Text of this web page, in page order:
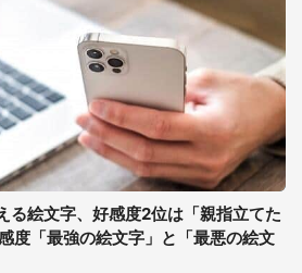
る絵文字、好感度2位は「親指立てた
度「最強の絵文字」と「最悪の絵文